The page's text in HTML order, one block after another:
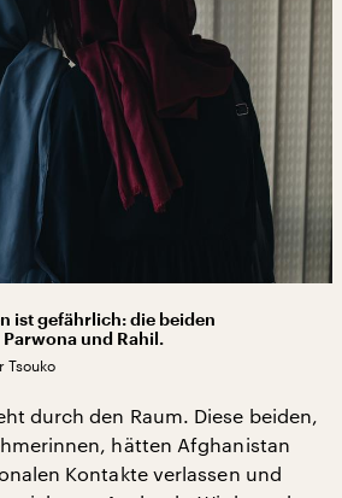
ist gefährlich: die beiden
und Rahil.
Tsouko
durch den Raum. Diese beiden,
hätten Afghanistan
Kontakte verlassen und